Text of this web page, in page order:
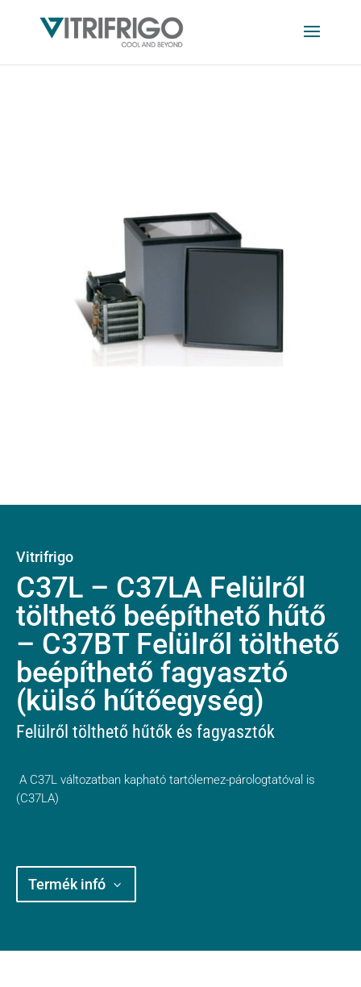
Vitrifrigo
C37L – C37LA Felülről
tölthető beépíthető hűtő
– C37BT Felülről tölthető
beépíthető fagyasztó
(külső hűtőegység)
Felülről tölthető hűtők és fagyasztók
A C37L változatban kapható tartólemez-párologtatóval is
(C37LA)
Termék infó